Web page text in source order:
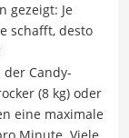
gezeigt: Je
schafft, desto
Candy-
(8 kg) oder
eine maximale